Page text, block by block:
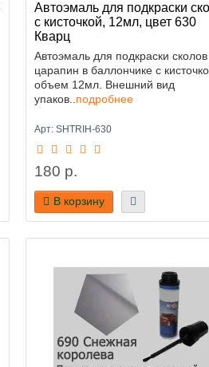
Автоэмаль для подкраски
с кисточкой, 12мл, цвет 630
Кварц
Автоэмаль для подкраски
царапин в баллончике с
объем 12мл. Внешний вид
упаков.. подробнее
Арт: SHTRIH-630
180 р.
В корзину